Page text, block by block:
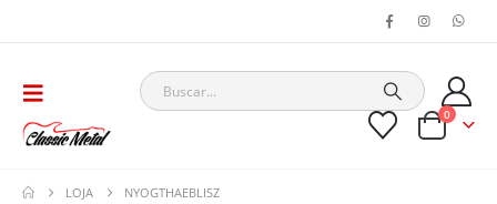
0
LOJA NYOGTHAEBLISZ